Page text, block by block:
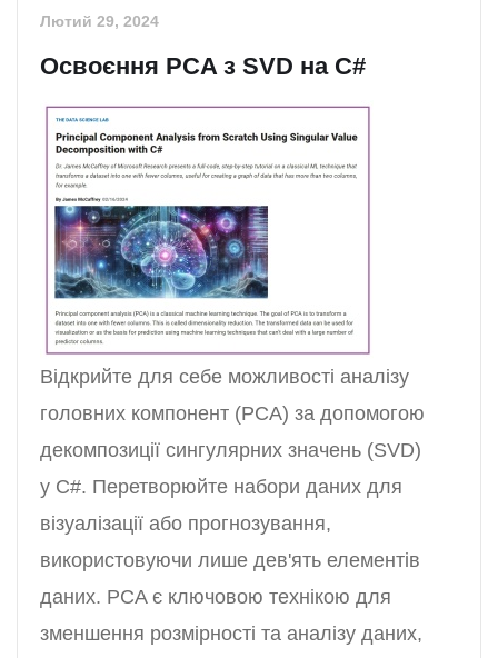
Лютий 29, 2024
Освоєння PCA з SVD на C#
Відкрийте для себе можливості аналізу
головних компонент (PCA) за допомогою
декомпозиції сингулярних значень (SVD)
у C#. Перетворюйте набори даних для
візуалізації або прогнозування,
використовуючи лише дев'ять елементів
даних. PCA є ключовою технікою для
зменшення розмірності та аналізу даних,